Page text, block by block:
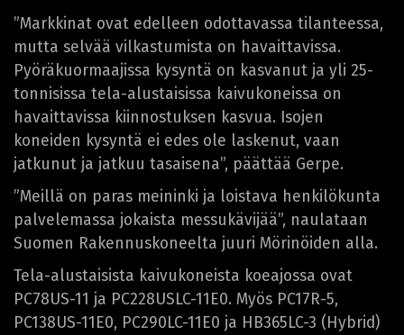
”Markkinat ovat edelleen odottavassa tilanteessa,
mutta selvää vilkastumista on havaittavissa.
Pyöräkuormaajissa kysyntä on kasvanut ja yli 25-
tonnisissa tela-alustaisissa kaivukoneissa on
havaittavissa kiinnostuksen kasvua. Isojen
koneiden kysyntä ei edes ole laskenut, vaan
jatkunut ja jatkuu tasaisena”, päättää Gerpe.
”Meillä on paras meininki ja loistava henkilökunta
palvelemassa jokaista messukävijää”, naulataan
Suomen Rakennuskoneelta juuri Mörinöiden alla.
Tela-alustaisista kaivukoneista koeajossa ovat
PC78US-11 ja PC228USLC-11E0. Myös PC17R-5,
PC138US-11E0, PC290LC-11E0 ja HB365LC-3 (Hybrid)